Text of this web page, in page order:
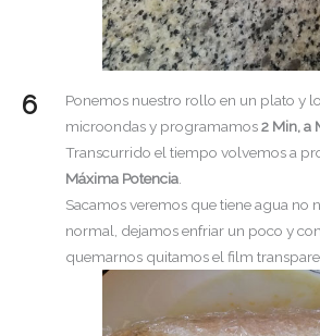
Ponemos nuestro rollo en un plato y
microondas y programamos2 Min, a
Transcurrido el tiempo volvemos a
Máxima Potencia.
Sacamos veremos que tiene agua no
normal, dejamos enfriar un poco y
quemarnos quitamos el film